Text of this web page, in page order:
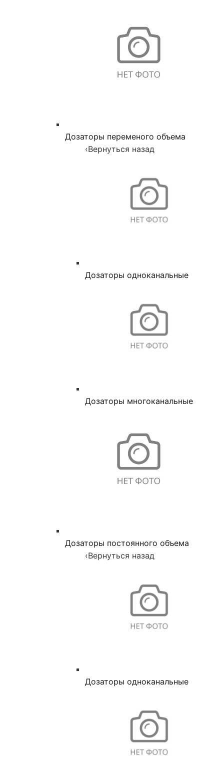
Дозаторы переменого объема
‹Вернуться назад
Дозаторы одноканальные
Дозаторы многоканальные
Дозаторы постоянного объема
‹Вернуться назад
Дозаторы одноканальные